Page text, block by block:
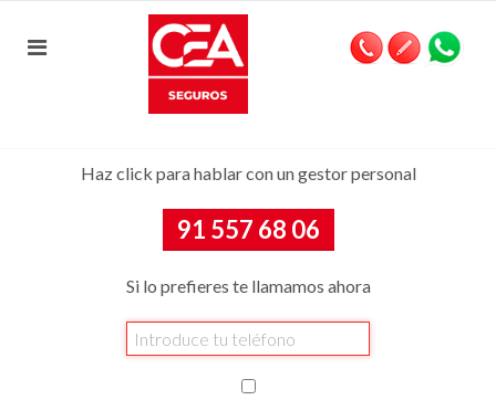
Haz click para hablar con un gestor personal
91 557 68 06
Si lo prefieres te llamamos ahora